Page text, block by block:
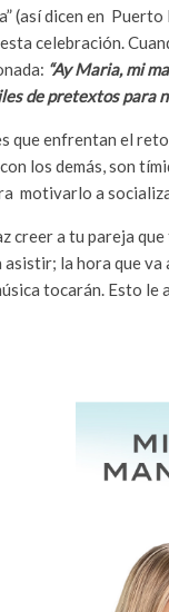
(así dicen en
celebración.
“Ay Maria, mi
de pretextos para
que enfrentan el
los demás, son
motivarlo a
creer a tu pareja
la hora que
tocarán. Esto